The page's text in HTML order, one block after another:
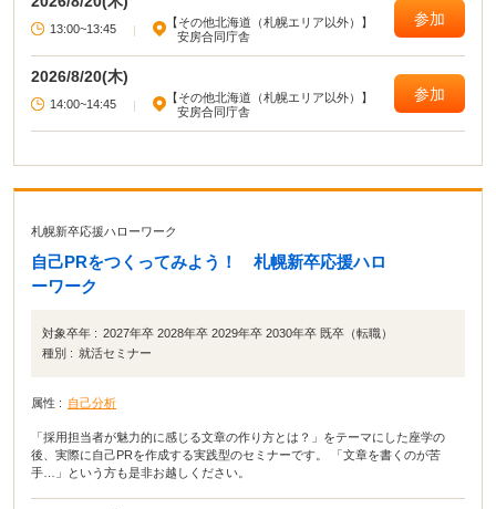
13:00~13:45 |
【その他北海道（札幌エリア以外）】
安房合同庁舎
参加
2026/8/20(木)
14:00~14:45 |
【その他北海道（札幌エリア以外）】
安房合同庁舎
参加
札幌新卒応援ハローワーク
自己PRをつくってみよう！ 札幌新卒応援ハロ
ーワーク
対象卒年 : 2027年卒 2028年卒 2029年卒 2030年卒 既卒（転職）
種別 : 就活セミナー
属性 : 自己分析
「採用担当者が魅力的に感じる文章の作り方とは？」をテーマにした座学の
後、実際に自己PRを作成する実践型のセミナーです。 「文章を書くのが苦
手…」という方も是非お越しください。